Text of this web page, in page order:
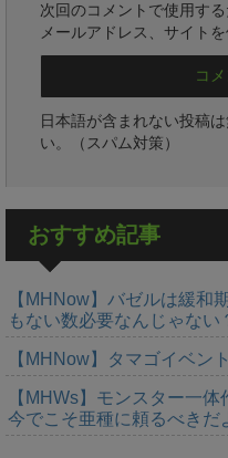
次回のコメントで使用す
メールアドレス、サイトを
日本語が含まれない投稿
い。（スパム対策）
おすすめ記事
【MHNow】バゼルは緩和
もない数必要なんじゃない
【MHNow】タマゴイベン
【MHWs】モンスター一
今でこそ亜種に頼るべきだ